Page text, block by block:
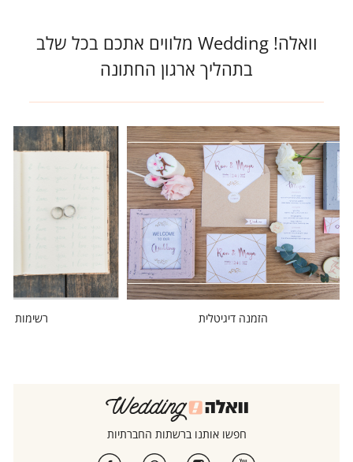
וואלה! Wedding מלווים אתכם בכל שלב
בתהליך ארגון החתונה
הזמנה דיגיטלית רשימות
חפשו אותנו ברשתות החברתיות